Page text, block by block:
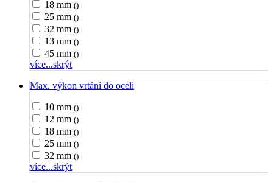
18 mm ()
25 mm ()
32 mm ()
13 mm ()
45 mm ()
více...skrýt
Max. výkon vrtání do oceli
10 mm ()
12 mm ()
18 mm ()
25 mm ()
32 mm ()
více...skrýt